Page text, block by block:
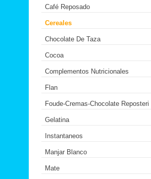
Café Reposado
Cereales
Chocolate De Taza
Cocoa
Complementos Nutricionales
Flan
Foude-Cremas-Chocolate Reposteri
Gelatina
Instantaneos
Manjar Blanco
Mate